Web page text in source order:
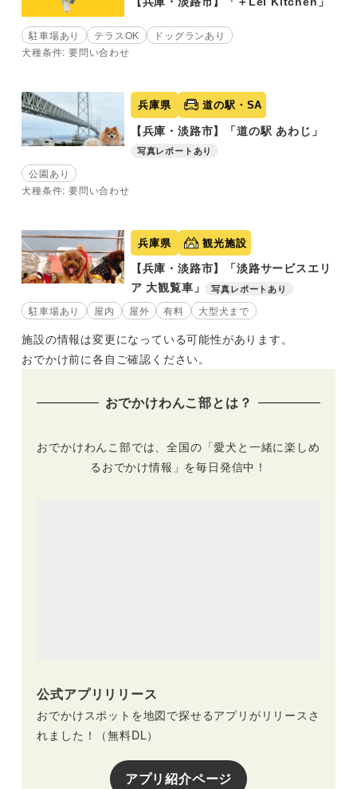
駐車場あり テラスOK
ドッグランあり
犬種条件: 要問い合わせ
兵庫県 道の駅・SA
【兵庫・淡路市】「道の駅 あわじ」
写真レポートあり
公園あり
犬種条件: 要問い合わせ
兵庫県 観光施設
【兵庫・淡路市】「淡路サービスエリ
ア 大観覧車」
写真レポートあり
駐車場あり 屋内 屋外 有料 大型犬まで
施設の情報は変更になっている可能性があります。
おでかけ前に各自ご確認ください。
おでかけわんこ部とは？
おでかけわんこ部では、全国の「愛犬と一緒に楽しめ
るおでかけ情報」を毎日発信中！
公式アプリリリース
おでかけスポットを地図で探せるアプリがリリースさ
れました！（無料DL）
アプリ紹介ページ